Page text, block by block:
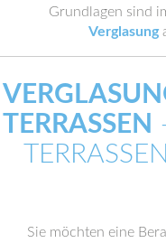
Grundlagen sind
Verglasung
TERRASSEN
Sie möchten eine